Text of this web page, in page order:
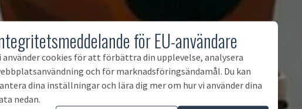
för EU-användare
använder cookies för att förbättra din upplevelse, analysera
och för marknadsföringsändamål. Du kan
dina inställningar och lära dig mer om hur vi använder dina
nedan.